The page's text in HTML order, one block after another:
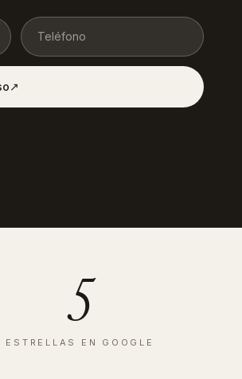
↗︎
5
ESTRELLAS EN GOOGLE